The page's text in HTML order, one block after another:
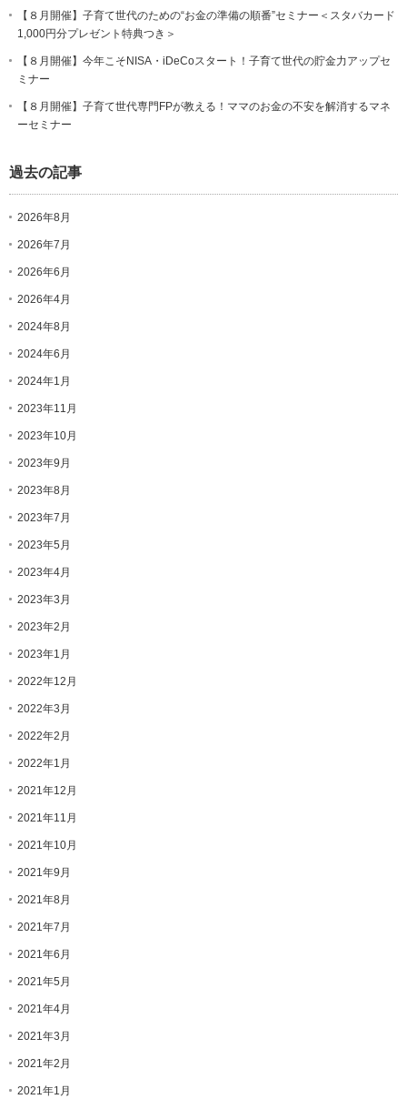
【８月開催】子育て世代のための“お金の準備の順番”セミナー＜スタバカード
1,000円分プレゼント特典つき＞
【８月開催】今年こそNISA・iDeCoスタート！子育て世代の貯金力アップセ
ミナー
【８月開催】子育て世代専門FPが教える！ママのお金の不安を解消するマネ
ーセミナー
過去の記事
2026年8月
2026年7月
2026年6月
2026年4月
2024年8月
2024年6月
2024年1月
2023年11月
2023年10月
2023年9月
2023年8月
2023年7月
2023年5月
2023年4月
2023年3月
2023年2月
2023年1月
2022年12月
2022年3月
2022年2月
2022年1月
2021年12月
2021年11月
2021年10月
2021年9月
2021年8月
2021年7月
2021年6月
2021年5月
2021年4月
2021年3月
2021年2月
2021年1月